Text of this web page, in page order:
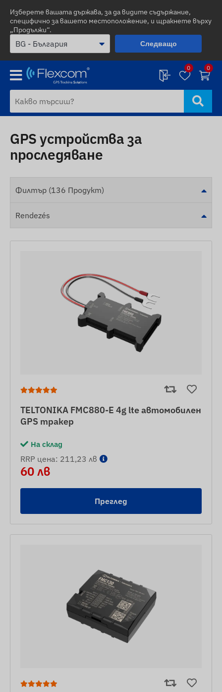
Изберете вашата държава, за да видите съдържание,
специфично за вашето местоположение, и щракнете върху
„Продължи“.
Следващо
0 0
GPS устройства за
проследяване
Филтър (136 Продукт)
Rendezés
TELTONIKA FMC880-E 4g lte автомобилен
GPS тракер
На склад
RRP цена: 211,23 лв
60 лв
Преглед